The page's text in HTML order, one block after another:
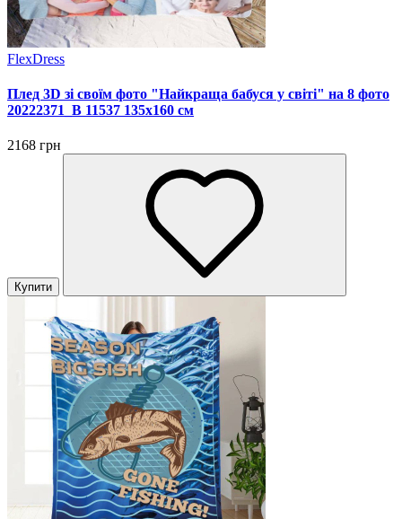
FlexDress
Плед 3D зі своїм фото "Найкраща бабуся у світі" на 8 фото
20222371_B 11537 135х160 см
2168 грн
Купити